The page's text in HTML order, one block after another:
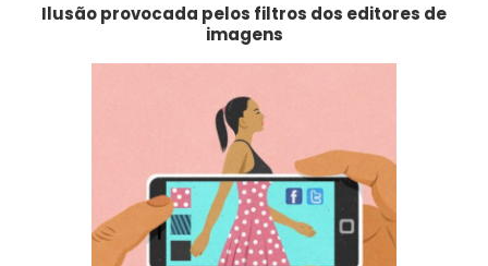
Ilusão provocada pelos filtros dos editores de
imagens